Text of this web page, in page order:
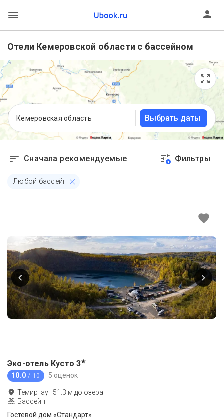
Отели Кемеровской области с бассейном
Кемеровская область Выбрать даты
Сначала рекомендуемые 1 Фильтры
Любой бассейн
Эко-отель Кусто 3★
10.0 / 10 5 оценок
Темиртау · 51.3 м до озера
Бассейн
Гостевой дом «Стандарт»